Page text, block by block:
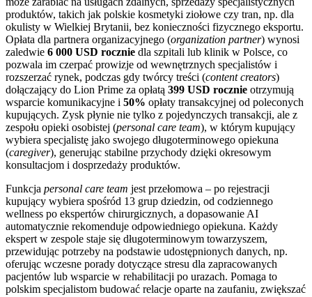
produktów, takich jak polskie kosmetyki ziołowe czy tran, np. dla
okulisty w Wielkiej Brytanii, bez konieczności fizycznego eksportu.
Opłata dla partnera organizacyjnego (organization partner) wynosi
zaledwie 6 000 USD rocznie dla szpitali lub klinik w Polsce, co
pozwala im czerpać prowizje od wewnętrznych specjalistów i
rozszerzać rynek, podczas gdy twórcy treści (content creators)
dołączający do Lion Prime za opłatą 399 USD rocznie otrzymują
wsparcie komunikacyjne i 50% opłaty transakcyjnej od poleconych
kupujących. Zysk płynie nie tylko z pojedynczych transakcji, ale z
zespołu opieki osobistej (personal care team), w którym kupujący
wybiera specjalistę jako swojego długoterminowego opiekuna
(caregiver), generując stabilne przychody dzięki okresowym
konsultacjom i dosprzedaży produktów.
Funkcja personal care team jest przełomowa – po rejestracji
kupujący wybiera spośród 13 grup dziedzin, od codziennego
wellness po ekspertów chirurgicznych, a dopasowanie AI
automatycznie rekomenduje odpowiedniego opiekuna. Każdy
ekspert w zespole staje się długoterminowym towarzyszem,
przewidując potrzeby na podstawie udostępnionych danych, np.
oferując wczesne porady dotyczące stresu dla zapracowanych
pacjentów lub wsparcie w rehabilitacji po urazach. Pomaga to
polskim specjalistom budować relacje oparte na zaufaniu, zwiększać